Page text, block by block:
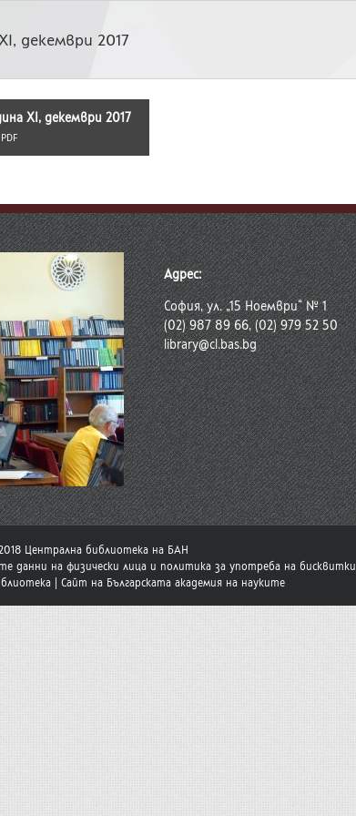
декември 2017
XI, декември 2017
PDF
Адрес:
София, ул. „15 Ноември“ № 1
(02) 987 89 66, (02) 979 52 50
library@cl.bas.bg
Централна библиотека на БАН
данни на физически лица и политика за употреба на бисквитки
Сайт на Българската академия на науките